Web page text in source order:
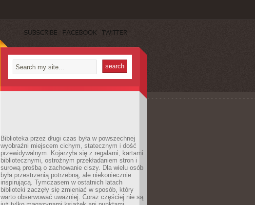
SUBSCRIBE FACEBOOK TWITTER
Biblioteka przez długi czas była w powszechnej
wyobraźni miejscem cichym, statecznym i dość
przewidywalnym. Kojarzyła się z regałami, kartami
bibliotecznymi, ostrożnym przekładaniem stron i
surową prośbą o zachowanie ciszy. Dla wielu osób
była przestrzenią potrzebną, ale niekoniecznie
inspirującą. Tymczasem w ostatnich latach
biblioteki zaczęły się zmieniać w sposób, który
warto obserwować uważniej. Coraz częściej nie są